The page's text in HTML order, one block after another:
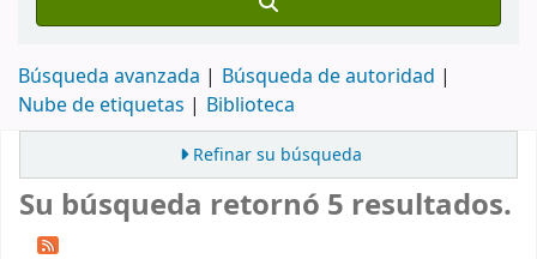
Búsqueda avanzada
Búsqueda de autoridad
Nube de etiquetas
Biblioteca
Refinar su búsqueda
Su búsqueda retornó 5 resultados.